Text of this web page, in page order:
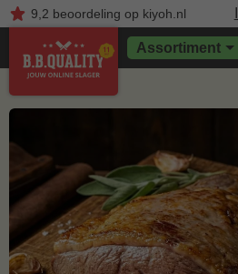
9,2 beoordelingop kiyoh.nl
Assortiment